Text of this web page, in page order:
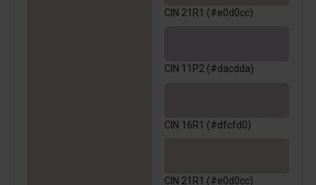
CIN 21R1 (#e0d0cc)
CIN 11P2 (#dacdda)
CIN 16R1 (#dfcfd0)
CIN 21R1 (#e0d0cc)